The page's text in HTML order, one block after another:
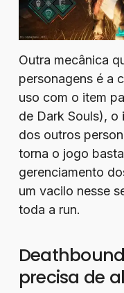
Outra mecânica
personagens é a
uso com o item
de Dark Souls), o
dos outros
torna o jogo
gerenciamento
um vacilo nesse
toda a run.
precisa de